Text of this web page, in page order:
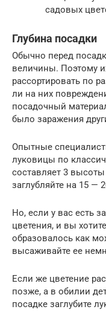
садовых
Глубина посадки
Обычно перед
величины. Поэтому
рассортировать по
ли на них
посадочный
было заражения
Опытные
луковицы по
составляет 3
заглубляйте на 15 —
Но, если у вас есть
цветения, и вы
образовалось как
высаживайте ее
Если же цветение
позже, а в обилии
посадке заглубите